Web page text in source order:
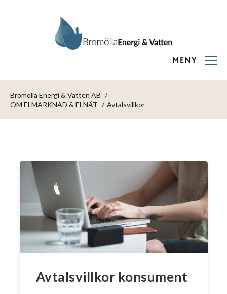
MENY
Bromölla Energi & Vatten AB
OM ELMARKNAD & ELNÄT
Avtalsvillkor
Avtalsvillkor konsument